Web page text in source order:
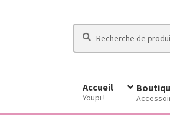
pour :
Accueil
Youpi !